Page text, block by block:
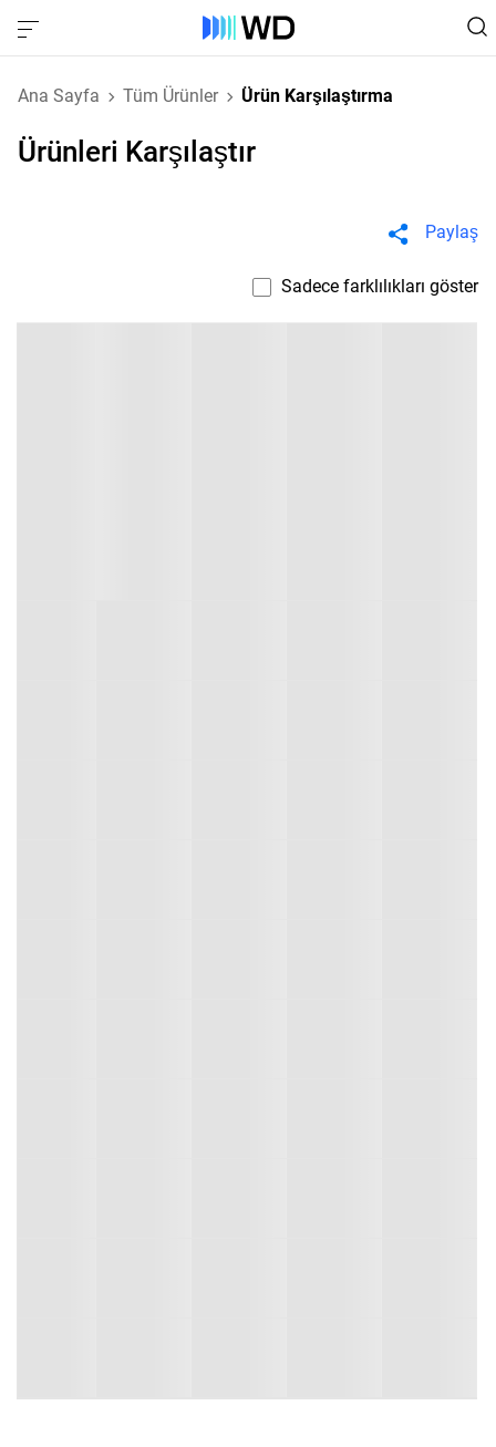
Ana Sayfa Tüm Ürünler Ürün Karşılaştırma
Ürünleri Karşılaştır
Paylaş
Sadece farklılıkları göster